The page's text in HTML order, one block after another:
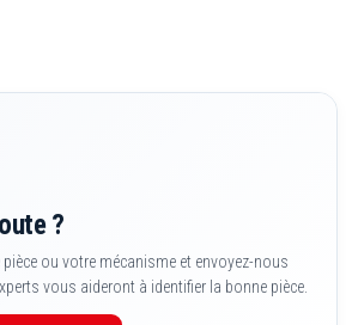
?
ou votre mécanisme et envoyez-nous
vous aideront à identifier la bonne pièce.